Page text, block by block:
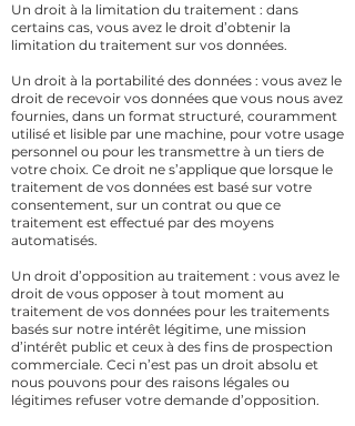
Un droit à la limitation du traitement : dans
certains cas, vous avez le droit d’obtenir la
limitation du traitement sur vos données.
Un droit à la portabilité des données : vous avez le
droit de recevoir vos données que vous nous avez
fournies, dans un format structuré, couramment
utilisé et lisible par une machine, pour votre usage
personnel ou pour les transmettre à un tiers de
votre choix. Ce droit ne s’applique que lorsque le
traitement de vos données est basé sur votre
consentement, sur un contrat ou que ce
traitement est effectué par des moyens
automatisés.
Un droit d’opposition au traitement : vous avez le
droit de vous opposer à tout moment au
traitement de vos données pour les traitements
basés sur notre intérêt légitime, une mission
d’intérêt public et ceux à des fins de prospection
commerciale. Ceci n’est pas un droit absolu et
nous pouvons pour des raisons légales ou
légitimes refuser votre demande d’opposition.